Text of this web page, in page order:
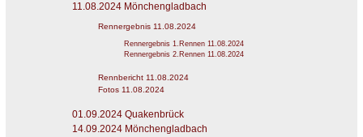
11.08.2024 Mönchengladbach
Rennergebnis 11.08.2024
Rennergebnis 1.Rennen 11.08.2024
Rennergebnis 2.Rennen 11.08.2024
Rennbericht 11.08.2024
Fotos 11.08.2024
01.09.2024 Quakenbrück
14.09.2024 Mönchengladbach